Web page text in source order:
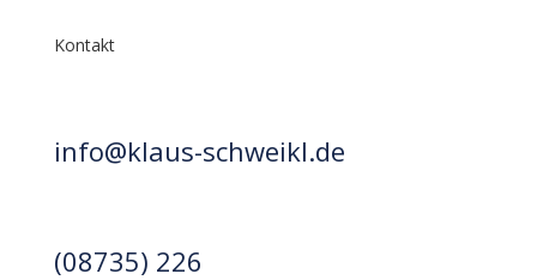
Kontakt
info@klaus-schweikl.de
(08735) 226